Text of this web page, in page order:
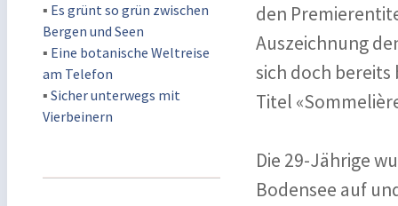
▪ Es grünt so grün zwischen
Bergen und Seen
▪ Eine botanische Weltreise
am Telefon
▪ Sicher unterwegs mit
Vierbeinern
den
Auszeichnung
sich doch bereits
Titel
Die 29-Jährige
Bodensee auf